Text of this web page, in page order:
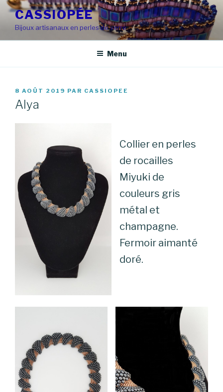
Aller
contenu
principal
CASSIOPÉE
Bijoux artisanaux en perles de verre
Menu
PUBLIÉ
LE
8 AOÛT 2019 PAR CASSIOPEE
Alya
Collier en perles
de rocailles
Miyuki de
couleurs gris
métal et
champagne.
Fermoir aimanté
doré.